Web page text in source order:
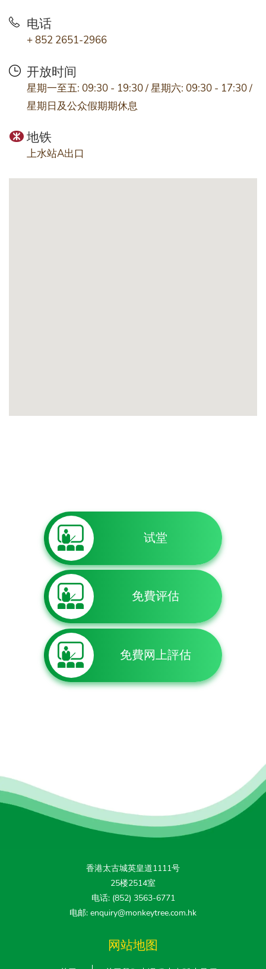
电话
+ 852 2651-2966
开放时间
星期一至五: 09:30 - 19:30 / 星期六: 09:30 - 17:30 /
星期日及公众假期期休息
地铁
上水站A出口
试堂
免費评估
免費网上評估
香港太古城英皇道1111号
25楼2514室
电话: (852) 3563-6771
电邮: enquiry@monkeytree.com.hk
网站地图